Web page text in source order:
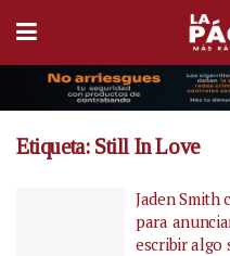
Etiqueta: Still In Love
Jaden Smith
para
escribir algo